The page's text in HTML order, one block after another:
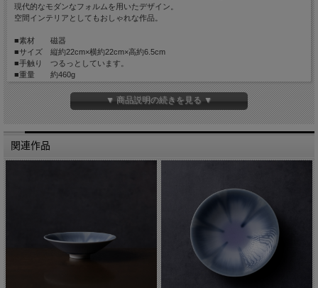
現代的なモダンなフォルムを用いたデザイン。
空間インテリアとしてもおしゃれな作品。
■素材 磁器
■サイズ 縦約22cm×横約22cm×高約6.5cm
■手触り つるっとしています。
■重量 約460g
■生産国 Made in Japan
▼ 商品説明の続きを見る ▼
関連作品